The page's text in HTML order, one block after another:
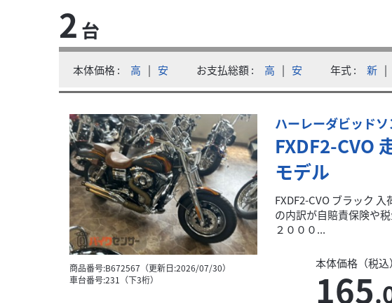
円、登録手数料の合計が２２０００...
ＦＸＤＦファットボブ
Ｂ、キー...
2 台
本体価格 高 | 安 お支払総額 高 | 安 年式 新 |
商品番号:B672567（更新日:2026/07/30）
車台番号:231（下3桁）
ハーレーダビッドソ
FXDF2-CVO
モデル
FXDF2-CVO ブラック
の内訳が自賠責保険や
２０００...
本体価格（税込）
165